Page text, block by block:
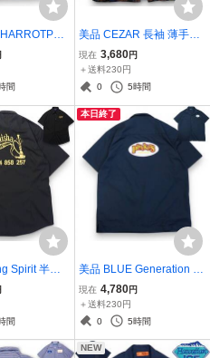
スティー
ンサイン刺
The Fri
7705
間
美品 CEZAR 長袖 薄手SIL
K素材 長袖シャツ XXL●9
0sビンテージ 雰囲気系●
デザイン アート 柄●洗濯
ンズ 古着6792
現在 3,680円
＋送料230円
0
5時間
Spirit 半袖
M●シーシャ
CAFE BA
SAH
ス済古着763
間
本日終了
美品 BLUE Generation 半
袖 ワークシャツ M●PLUC
KERS EST. 1995 WING B
AR両面ワッペン オープン
ポス可●古着7529
現在 4,780円
＋送料230円
0
5時間
NEW